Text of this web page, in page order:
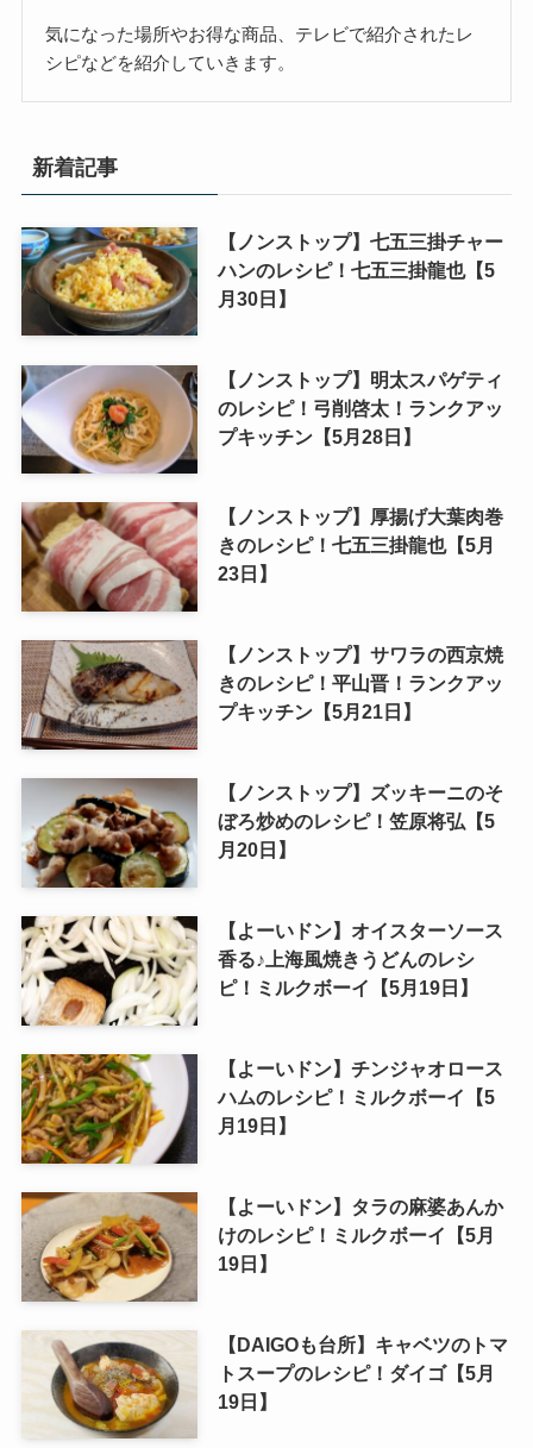
気になった場所やお得な商品、テレビで紹介されたレ
シピなどを紹介していきます。
新着記事
【ノンストップ】七五三掛チャー
ハンのレシピ！七五三掛龍也【5
月30日】
【ノンストップ】明太スパゲティ
のレシピ！弓削啓太！ランクアッ
プキッチン【5月28日】
【ノンストップ】厚揚げ大葉肉巻
きのレシピ！七五三掛龍也【5月
23日】
【ノンストップ】サワラの西京焼
きのレシピ！平山晋！ランクアッ
プキッチン【5月21日】
【ノンストップ】ズッキーニのそ
ぼろ炒めのレシピ！笠原将弘【5
月20日】
【よーいドン】オイスターソース
香る♪上海風焼きうどんのレシ
ピ！ミルクボーイ【5月19日】
【よーいドン】チンジャオロース
ハムのレシピ！ミルクボーイ【5
月19日】
【よーいドン】タラの麻婆あんか
けのレシピ！ミルクボーイ【5月
19日】
【DAIGOも台所】キャベツのトマ
トスープのレシピ！ダイゴ【5月
19日】